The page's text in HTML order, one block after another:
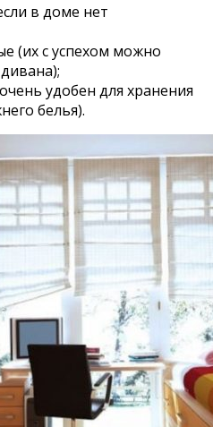
в доме нет
(их с успехом можно
удобен для хранения
белья).